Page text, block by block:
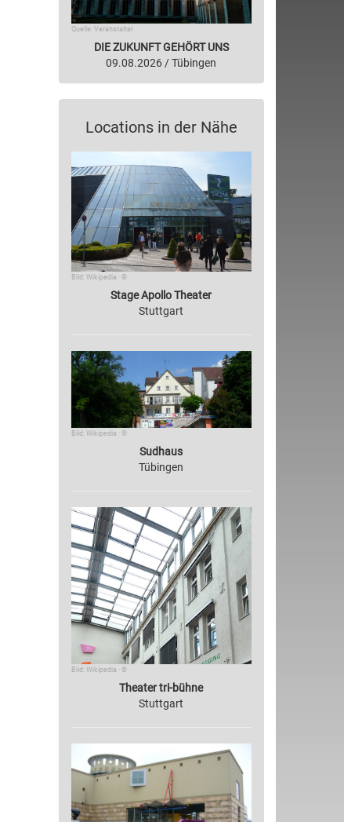
Quelle: Veranstalter
DIE ZUKUNFT GEHÖRT UNS
09.08.2026 / Tübingen
Locations in der Nähe
Bild: Wikipedia · ©
Stage Apollo Theater
Stuttgart
Bild: Wikipedia · ©
Sudhaus
Tübingen
Bild: Wikipedia · ©
Theater tri-bühne
Stuttgart